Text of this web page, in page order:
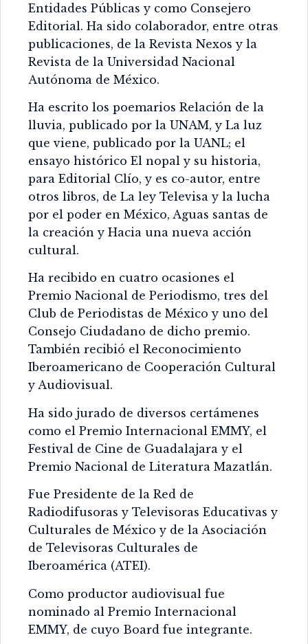
Entidades Públicas y como Consejero
Editorial. Ha sido colaborador, entre otras
publicaciones, de la Revista Nexos y la
Revista de la Universidad Nacional
Autónoma de México.
Ha escrito los poemarios Relación de la
lluvia, publicado por la UNAM, y La luz
que viene, publicado por la UANL; el
ensayo histórico El nopal y su historia,
para Editorial Clío, y es co-autor, entre
otros libros, de La ley Televisa y la lucha
por el poder en México, Aguas santas de
la creación y Hacia una nueva acción
cultural.
Ha recibido en cuatro ocasiones el
Premio Nacional de Periodismo, tres del
Club de Periodistas de México y uno del
Consejo Ciudadano de dicho premio.
También recibió el Reconocimiento
Iberoamericano de Cooperación Cultural
y Audiovisual.
Ha sido jurado de diversos certámenes
como el Premio Internacional EMMY, el
Festival de Cine de Guadalajara y el
Premio Nacional de Literatura Mazatlán.
Fue Presidente de la Red de
Radiodifusoras y Televisoras Educativas y
Culturales de México y de la Asociación
de Televisoras Culturales de
Iberoamérica (ATEI).
Como productor audiovisual fue
nominado al Premio Internacional
EMMY, de cuyo Board fue integrante.